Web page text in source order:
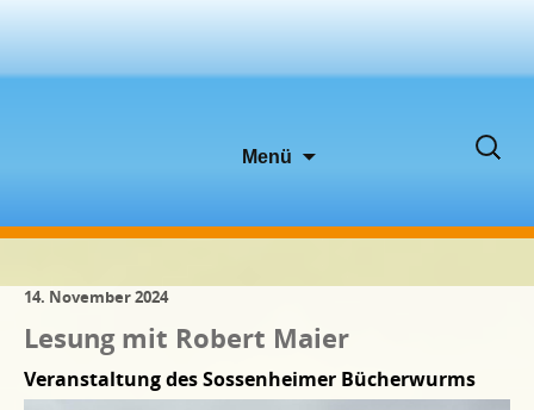
Menü
Suchen
14. November 2024
Lesung mit Robert Maier
Veranstaltung des Sossenheimer Bücherwurms